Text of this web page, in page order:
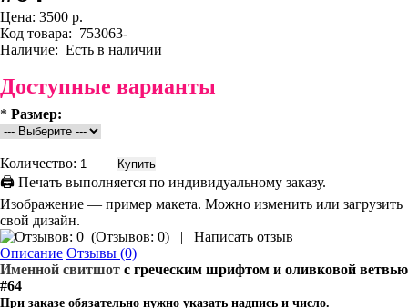
Цена: 3500 р.
Код товара: 753063-
Наличие: Есть в наличии
Доступные варианты
* Размер:
Количество:
🖨 Печать выполняется по индивидуальному заказу.
Изображение — пример макета. Можно изменить или загрузить
свой дизайн.
(Отзывов: 0) |
Написать отзыв
Описание Отзывы (0)
Именной свитшот с греческим шрифтом и оливковой ветвью
#64
При заказе обязательно нужно указать надпись и число.